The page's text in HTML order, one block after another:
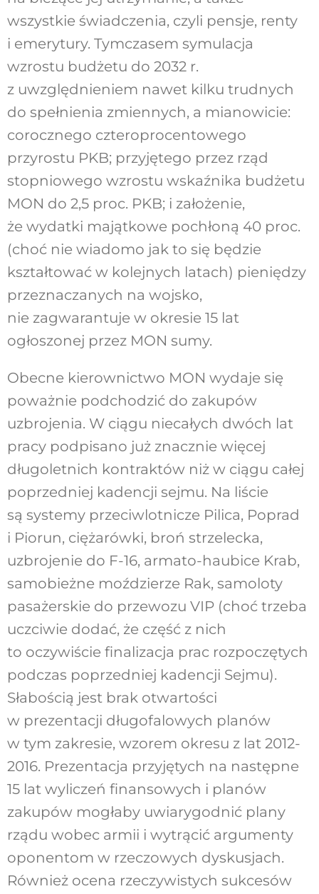
wszystkie świadczenia, czyli pensje, renty
i emerytury. Tymczasem symulacja
wzrostu budżetu do 2032 r.
z uwzględnieniem nawet kilku trudnych
do spełnienia zmiennych, a mianowicie:
corocznego czteroprocentowego
przyrostu PKB; przyjętego przez rząd
stopniowego wzrostu wskaźnika budżetu
MON do 2,5 proc. PKB; i założenie,
że wydatki majątkowe pochłoną 40 proc.
(choć nie wiadomo jak to się będzie
kształtować w kolejnych latach) pieniędzy
przeznaczanych na wojsko,
nie zagwarantuje w okresie 15 lat
ogłoszonej przez MON sumy.
Obecne kierownictwo MON wydaje się
poważnie podchodzić do zakupów
uzbrojenia. W ciągu niecałych dwóch lat
pracy podpisano już znacznie więcej
długoletnich kontraktów niż w ciągu całej
poprzedniej kadencji sejmu. Na liście
są systemy przeciwlotnicze Pilica, Poprad
i Piorun, ciężarówki, broń strzelecka,
uzbrojenie do F-16, armato-haubice Krab,
samobieżne moździerze Rak, samoloty
pasażerskie do przewozu VIP (choć trzeba
uczciwie dodać, że część z nich
to oczywiście finalizacja prac rozpoczętych
podczas poprzedniej kadencji Sejmu).
Słabością jest brak otwartości
w prezentacji długofalowych planów
w tym zakresie, wzorem okresu z lat 2012-
2016. Prezentacja przyjętych na następne
15 lat wyliczeń finansowych i planów
zakupów mogłaby uwiarygodnić plany
rządu wobec armii i wytrącić argumenty
oponentom w rzeczowych dyskusjach.
Również ocena rzeczywistych sukcesów